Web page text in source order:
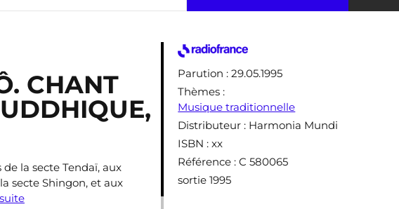
CHANT
la secte Tendaï, aux
secte Shingon, et aux
Parution : 29.05.1995
Thèmes :
Musique traditionnelle
Distributeur : Harmonia Mundi
ISBN : xx
Référence : C 580065
sortie 1995